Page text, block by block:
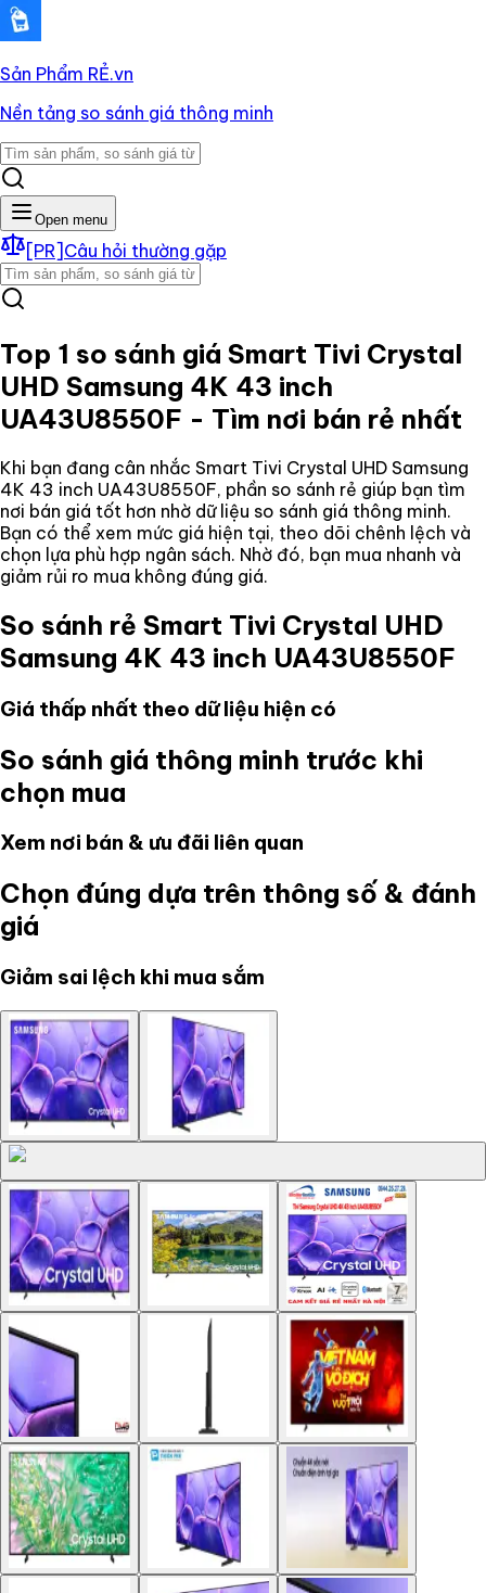
Sản Phẩm RẺ.vn
Nền tảng so sánh giá thông minh
Open menu
[PR] Câu hỏi thường gặp
Top 1 so sánh giá Smart Tivi Crystal
UHD Samsung 4K 43 inch
UA43U8550F - Tìm nơi bán rẻ nhất
Khi bạn đang cân nhắc Smart Tivi Crystal UHD Samsung
4K 43 inch UA43U8550F, phần so sánh rẻ giúp bạn tìm
nơi bán giá tốt hơn nhờ dữ liệu so sánh giá thông minh.
Bạn có thể xem mức giá hiện tại, theo dõi chênh lệch và
chọn lựa phù hợp ngân sách. Nhờ đó, bạn mua nhanh và
giảm rủi ro mua không đúng giá.
So sánh rẻ Smart Tivi Crystal UHD
Samsung 4K 43 inch UA43U8550F
Giá thấp nhất theo dữ liệu hiện có
So sánh giá thông minh trước khi
chọn mua
Xem nơi bán & ưu đãi liên quan
Chọn đúng dựa trên thông số & đánh
giá
Giảm sai lệch khi mua sắm